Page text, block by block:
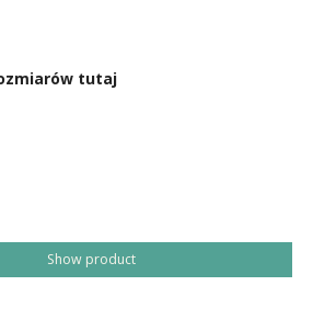
tutaj
Show product